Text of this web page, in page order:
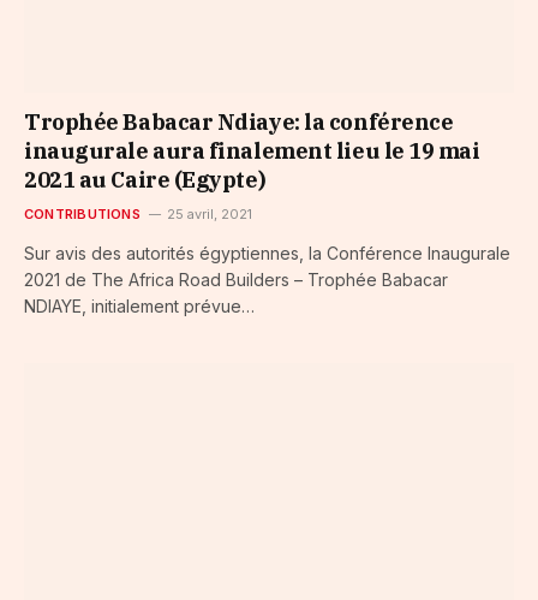
Trophée Babacar Ndiaye: la conférence
inaugurale aura finalement lieu le 19 mai
2021 au Caire (Egypte)
CONTRIBUTIONS 25 avril, 2021
Sur avis des autorités égyptiennes, la Conférence Inaugurale
2021 de The Africa Road Builders – Trophée Babacar
NDIAYE, initialement prévue…